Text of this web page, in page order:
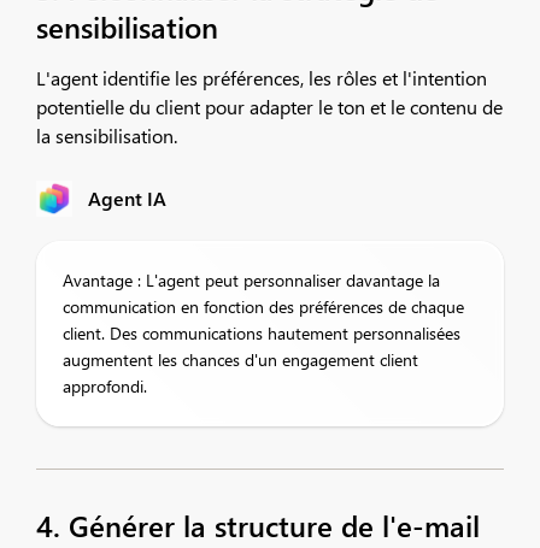
sensibilisation
L'agent identifie les préférences, les rôles et l'intention
potentielle du client pour adapter le ton et le contenu de
la sensibilisation.
Agent IA
Avantage : L'agent peut personnaliser davantage la
communication en fonction des préférences de chaque
client. Des communications hautement personnalisées
augmentent les chances d'un engagement client
approfondi.
4. Générer la structure de l'e-mail